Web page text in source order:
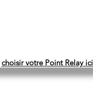
choisir votre Point Relay ici